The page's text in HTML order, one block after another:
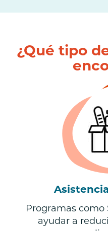
¿Qué tipo
Programas como
ayudar a